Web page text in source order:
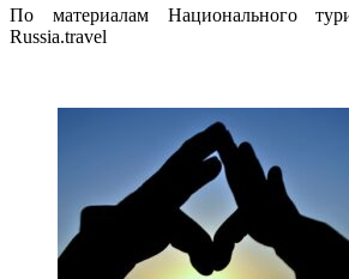
По материалам Национального
Russia.travel